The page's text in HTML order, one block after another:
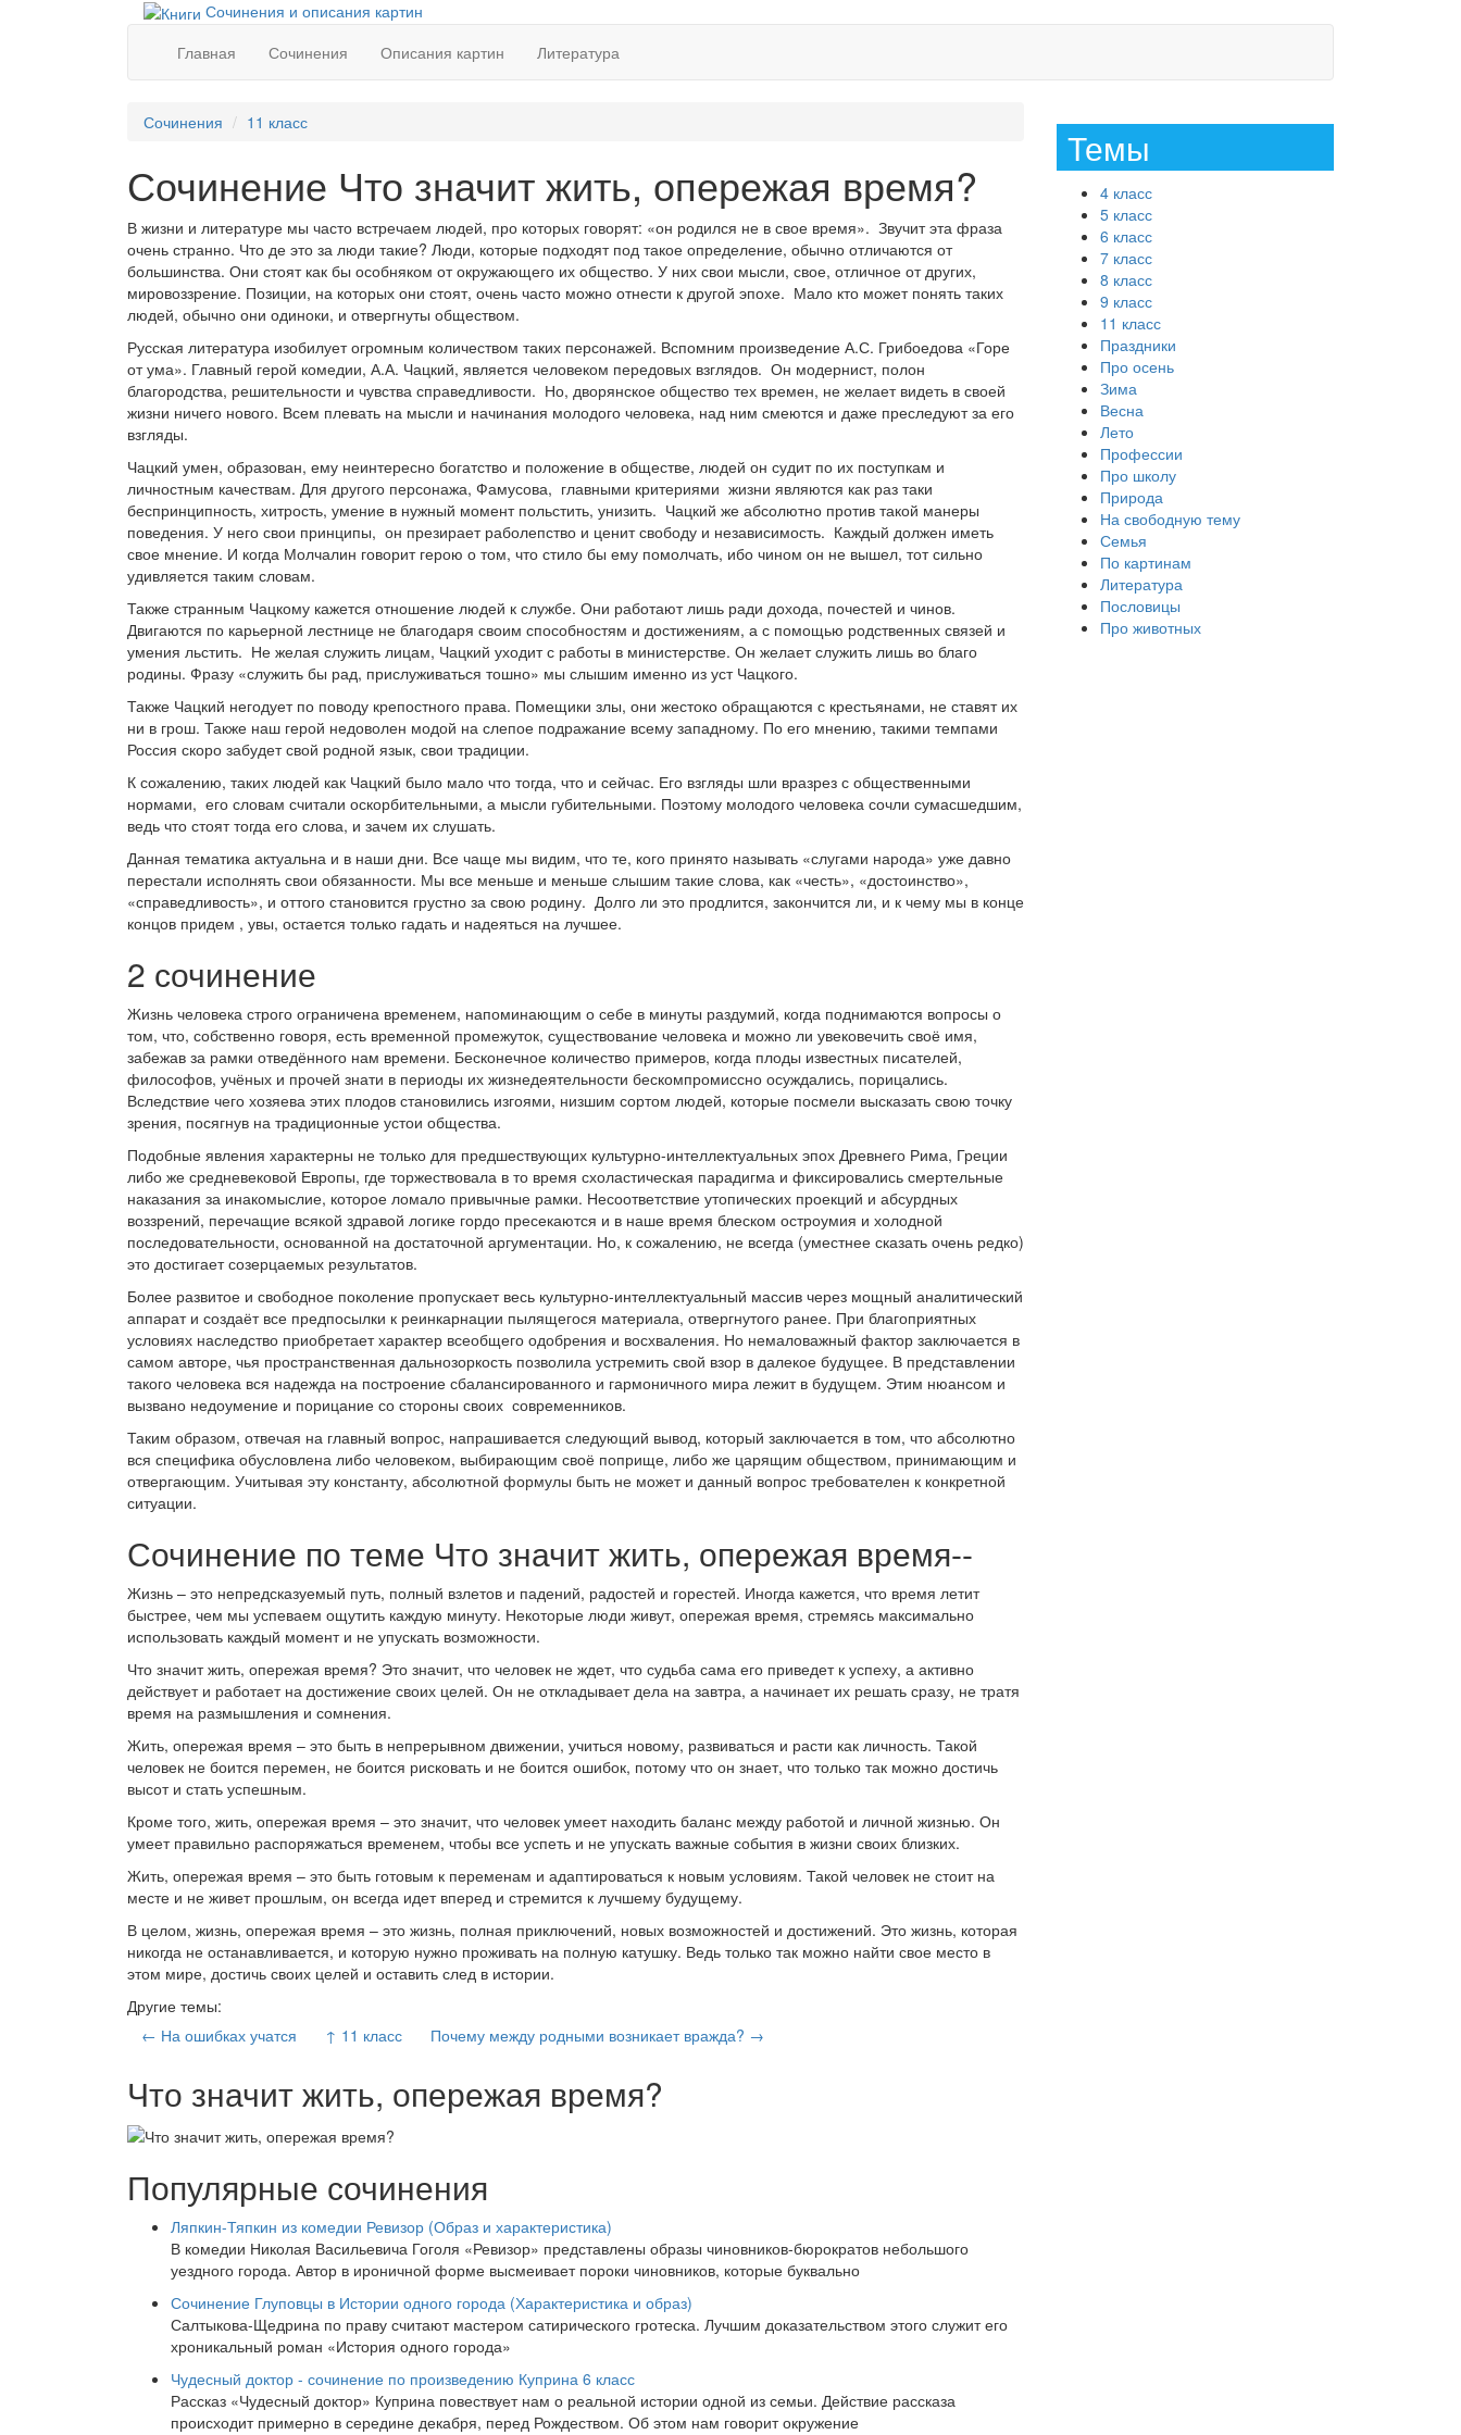
Сочинения и описания картин
Главная
Сочинения Описания картин Литература
Сочинения 11 класс
Сочинение Что значит жить, опережая время?
В жизни и литературе мы часто встречаем людей, про которых говорят: «он родился не в свое время». Звучит эта фраза
очень странно. Что де это за люди такие? Люди, которые подходят под такое определение, обычно отличаются от
большинства. Они стоят как бы особняком от окружающего их общество. У них свои мысли, свое, отличное от других,
мировоззрение. Позиции, на которых они стоят, очень часто можно отнести к другой эпохе. Мало кто может понять таких
людей, обычно они одиноки, и отвергнуты обществом.
Русская литература изобилует огромным количеством таких персонажей. Вспомним произведение А.С. Грибоедова «Горе
от ума». Главный герой комедии, А.А. Чацкий, является человеком передовых взглядов. Он модернист, полон
благородства, решительности и чувства справедливости. Но, дворянское общество тех времен, не желает видеть в своей
жизни ничего нового. Всем плевать на мысли и начинания молодого человека, над ним смеются и даже преследуют за его
взгляды.
Чацкий умен, образован, ему неинтересно богатство и положение в обществе, людей он судит по их поступкам и
личностным качествам. Для другого персонажа, Фамусова, главными критериями жизни являются как раз таки
беспринципность, хитрость, умение в нужный момент польстить, унизить. Чацкий же абсолютно против такой манеры
поведения. У него свои принципы, он презирает раболепство и ценит свободу и независимость. Каждый должен иметь
свое мнение. И когда Молчалин говорит герою о том, что стило бы ему помолчать, ибо чином он не вышел, тот сильно
удивляется таким словам.
Также странным Чацкому кажется отношение людей к службе. Они работают лишь ради дохода, почестей и чинов.
Двигаются по карьерной лестнице не благодаря своим способностям и достижениям, а с помощью родственных связей и
умения льстить. Не желая служить лицам, Чацкий уходит с работы в министерстве. Он желает служить лишь во благо
родины. Фразу «служить бы рад, прислуживаться тошно» мы слышим именно из уст Чацкого.
Также Чацкий негодует по поводу крепостного права. Помещики злы, они жестоко обращаются с крестьянами, не ставят их
ни в грош. Также наш герой недоволен модой на слепое подражание всему западному. По его мнению, такими темпами
Россия скоро забудет свой родной язык, свои традиции.
К сожалению, таких людей как Чацкий было мало что тогда, что и сейчас. Его взгляды шли вразрез с общественными
нормами, его словам считали оскорбительными, а мысли губительными. Поэтому молодого человека сочли сумасшедшим,
ведь что стоят тогда его слова, и зачем их слушать.
Данная тематика актуальна и в наши дни. Все чаще мы видим, что те, кого принято называть «слугами народа» уже давно
перестали исполнять свои обязанности. Мы все меньше и меньше слышим такие слова, как «честь», «достоинство»,
«справедливость», и оттого становится грустно за свою родину. Долго ли это продлится, закончится ли, и к чему мы в конце
концов придем , увы, остается только гадать и надеяться на лучшее.
2 сочинение
Жизнь человека строго ограничена временем, напоминающим о себе в минуты раздумий, когда поднимаются вопросы о
том, что, собственно говоря, есть временной промежуток, существование человека и можно ли увековечить своё имя,
забежав за рамки отведённого нам времени. Бесконечное количество примеров, когда плоды известных писателей,
философов, учёных и прочей знати в периоды их жизнедеятельности бескомпромиссно осуждались, порицались.
Вследствие чего хозяева этих плодов становились изгоями, низшим сортом людей, которые посмели высказать свою точку
зрения, посягнув на традиционные устои общества.
Подобные явления характерны не только для предшествующих культурно-интеллектуальных эпох Древнего Рима, Греции
либо же средневековой Европы, где торжествовала в то время схоластическая парадигма и фиксировались смертельные
наказания за инакомыслие, которое ломало привычные рамки. Несоответствие утопических проекций и абсурдных
воззрений, перечащие всякой здравой логике гордо пресекаются и в наше время блеском остроумия и холодной
последовательности, основанной на достаточной аргументации. Но, к сожалению, не всегда (уместнее сказать очень редко)
это достигает созерцаемых результатов.
Более развитое и свободное поколение пропускает весь культурно-интеллектуальный массив через мощный аналитический
аппарат и создаёт все предпосылки к реинкарнации пылящегося материала, отвергнутого ранее. При благоприятных
условиях наследство приобретает характер всеобщего одобрения и восхваления. Но немаловажный фактор заключается в
самом авторе, чья пространственная дальнозоркость позволила устремить свой взор в далекое будущее. В представлении
такого человека вся надежда на построение сбалансированного и гармоничного мира лежит в будущем. Этим нюансом и
вызвано недоумение и порицание со стороны своих современников.
Таким образом, отвечая на главный вопрос, напрашивается следующий вывод, который заключается в том, что абсолютно
вся специфика обусловлена либо человеком, выбирающим своё поприще, либо же царящим обществом, принимающим и
отвергающим. Учитывая эту константу, абсолютной формулы быть не может и данный вопрос требователен к конкретной
ситуации.
Сочинение по теме Что значит жить, опережая время--
Жизнь – это непредсказуемый путь, полный взлетов и падений, радостей и горестей. Иногда кажется, что время летит
быстрее, чем мы успеваем ощутить каждую минуту. Некоторые люди живут, опережая время, стремясь максимально
использовать каждый момент и не упускать возможности.
Что значит жить, опережая время? Это значит, что человек не ждет, что судьба сама его приведет к успеху, а активно
действует и работает на достижение своих целей. Он не откладывает дела на завтра, а начинает их решать сразу, не тратя
время на размышления и сомнения.
Жить, опережая время – это быть в непрерывном движении, учиться новому, развиваться и расти как личность. Такой
человек не боится перемен, не боится рисковать и не боится ошибок, потому что он знает, что только так можно достичь
высот и стать успешным.
Кроме того, жить, опережая время – это значит, что человек умеет находить баланс между работой и личной жизнью. Он
умеет правильно распоряжаться временем, чтобы все успеть и не упускать важные события в жизни своих близких.
Жить, опережая время – это быть готовым к переменам и адаптироваться к новым условиям. Такой человек не стоит на
месте и не живет прошлым, он всегда идет вперед и стремится к лучшему будущему.
В целом, жизнь, опережая время – это жизнь, полная приключений, новых возможностей и достижений. Это жизнь, которая
никогда не останавливается, и которую нужно проживать на полную катушку. Ведь только так можно найти свое место в
этом мире, достичь своих целей и оставить след в истории.
Другие темы:
← На ошибках учатся
↑ 11 класс Почему между родными возникает вражда? →
Что значит жить, опережая время?
Популярные сочинения
Ляпкин-Тяпкин из комедии Ревизор (Образ и характеристика)
В комедии Николая Васильевича Гоголя «Ревизор» представлены образы чиновников-бюрократов небольшого
уездного города. Автор в ироничной форме высмеивает пороки чиновников, которые буквально
Сочинение Глуповцы в Истории одного города (Характеристика и образ)
Салтыкова-Щедрина по праву считают мастером сатирического гротеска. Лучшим доказательством этого служит его
хроникальный роман «История одного города»
Чудесный доктор - сочинение по произведению Куприна 6 класс
Рассказ «Чудесный доктор» Куприна повествует нам о реальной истории одной из семьи. Действие рассказа
происходит примерно в середине декабря, перед Рождеством. Об этом нам говорит окружение
Темы
4 класс
5 класс
6 класс
7 класс
8 класс
9 класс
11 класс
Праздники
Про осень
Зима
Весна
Лето
Профессии
Про школу
Природа
На свободную тему
Семья
По картинам
Литература
Пословицы
Про животных